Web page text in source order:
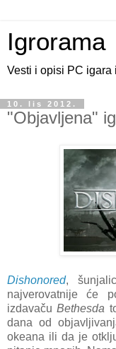
Igrorama
Vesti i opisi PC igara
10. lis 2012.
"Objavljena"
Dishonored,
najverovatnije će
izdavačuBethesda
dana od
okeana ili da je